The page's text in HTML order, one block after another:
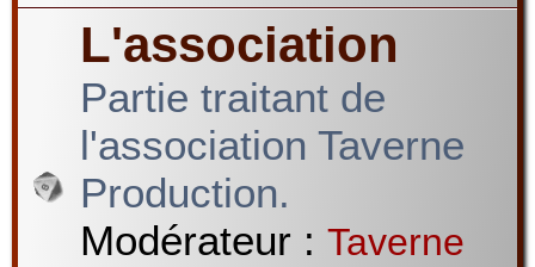
L'association
Partie traitant de
l'association Taverne
Production.
Modérateur : Taverne